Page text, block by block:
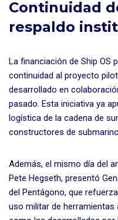
Continuidad
respaldo
La financiación de Ship OS
continuidad al proyecto
desarrollado en
pasado. Esta iniciativa ya
logística de la cadena de
constructores de
Además, el mismo día del
Pete Hegseth, presentó
del Pentágono, que
uso militar de herramientas